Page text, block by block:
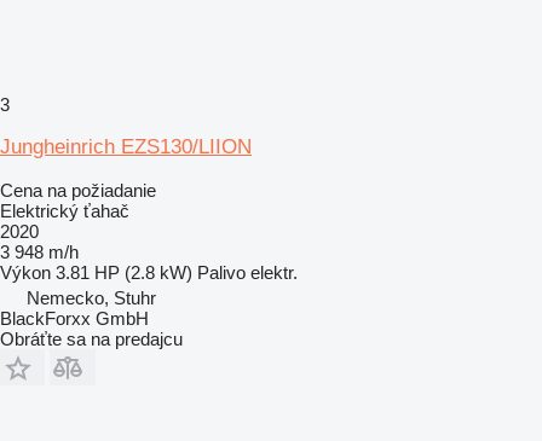
3
Jungheinrich EZS130/LIION
Cena na požiadanie
Elektrický ťahač
2020
3 948 m/h
Výkon 3.81 HP (2.8 kW) Palivo elektr.
Nemecko, Stuhr
BlackForxx GmbH
Obráťte sa na predajcu